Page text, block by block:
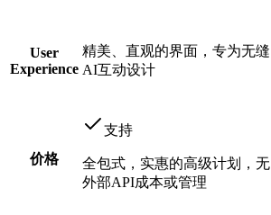
User
Experience
精美、直观的界面，专为无缝
AI互动设计
价格
支持
全包式，实惠的高级计划，无
外部API成本或管理